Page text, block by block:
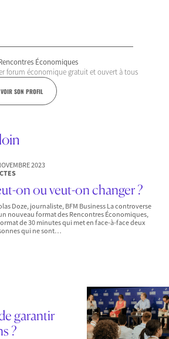
Économiques
forum économique gratuit et ouvert à tous
VOIR SON PROFIL
2023
on ou veut-on changer ?
Doze, journaliste, BFM Business La controverse
nouveau format des Rencontres Économiques,
de 30 minutes qui met en face-à-face deux
qui ne sont…
garantir
?